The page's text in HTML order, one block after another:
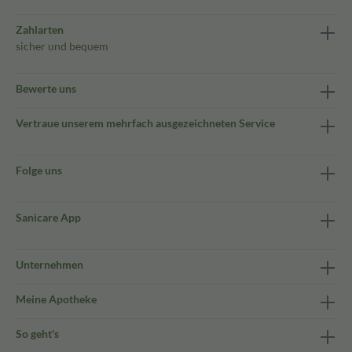
Zahlarten
sicher und bequem
Bewerte uns
Vertraue unserem mehrfach ausgezeichneten Service
Folge uns
Sanicare App
Unternehmen
Meine Apotheke
So geht's